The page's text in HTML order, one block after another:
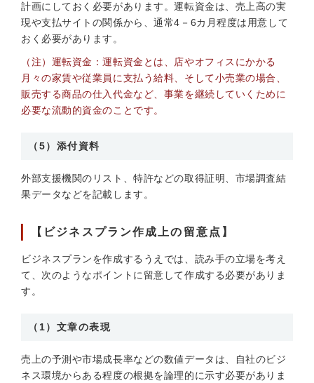
計画にしておく必要があります。運転資金は、売上高の実
現や支払サイトの関係から、通常4－6カ月程度は用意して
おく必要があります。
（注）運転資金：運転資金とは、店やオフィスにかかる
月々の家賃や従業員に支払う給料、そして小売業の場合、
販売する商品の仕入代金など、事業を継続していくために
必要な流動的資金のことです。
（5）添付資料
外部支援機関のリスト、特許などの取得証明、市場調査結
果データなどを記載します。
【ビジネスプラン作成上の留意点】
ビジネスプランを作成するうえでは、読み手の立場を考え
て、次のようなポイントに留意して作成する必要がありま
す。
（1）文章の表現
売上の予測や市場成長率などの数値データは、自社のビジ
ネス環境からある程度の根拠を論理的に示す必要がありま